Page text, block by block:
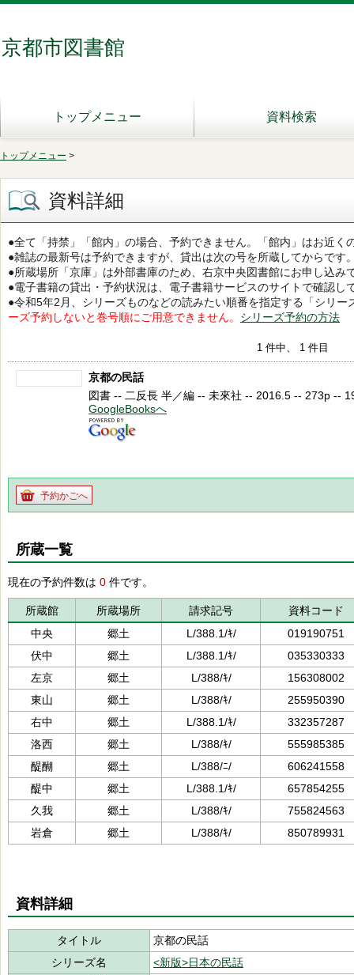
京都市図書館
トップメニュー 資料検索
トップメニュー >
資料詳細
●全て「持禁」「館内」の場合、予約できません。「館内」はお近く
●雑誌の最新号は予約できますが、貸出は次の号を所蔵してからです
●所蔵場所「京庫」は外部書庫のため、右京中央図書館にお申し込み
●電子書籍の貸出・予約状況は、電子書籍サービスのサイトで確認し
●令和5年2月、シリーズものなどの読みたい順番を指定する「シリー
ーズ予約しないと巻号順にご用意できません。 シリーズ予約の方法
1 件中、 1 件目
京都の民話
図書 -- 二反長 半／編 -- 未來社 -- 2016.5 -- 273p --
GoogleBooksへ
予約かごへ
所蔵一覧
現在の予約件数は 0 件です。
所蔵館 所蔵場所 請求記号
資料コード
中央
郷土 L/388.1/ｷ/
019190751
伏中
郷土 L/388.1/ｷ/
035330333
左京
郷土 L/388/ｷ/
156308002
東山
郷土 L/388/ｷ/
255950390
右中
郷土 L/388.1/ｷ/
332357287
洛西
郷土 L/388/ｷ/
555985385
醍醐
郷土 L/388/ﾆ/
606241558
醍中
郷土 L/388.1/ｷ/
657854255
久我
郷土 L/388/ｷ/
755824563
岩倉
郷土 L/388/ｷ/ 850789931
資料詳細
タイトル
京都の民話
シリーズ名
<新版>日本の民話